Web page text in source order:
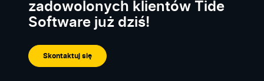
zadowolonych klientów Tide
Software już dziś!
Skontaktuj się